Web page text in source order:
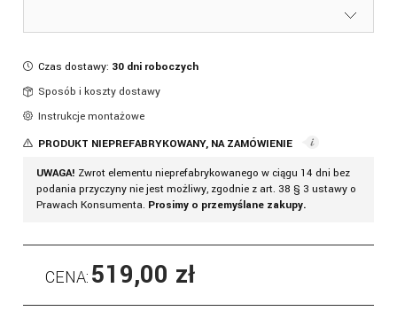
Czas dostawy: 30 dni roboczych
Sposób i koszty dostawy
Instrukcje montażowe
PRODUKT NIEPREFABRYKOWANY, NA ZAMÓWIENIE
UWAGA! Zwrot elementu nieprefabrykowanego w ciągu 14 dni bez
podania przyczyny nie jest możliwy, zgodnie z art. 38 § 3 ustawy o
Prawach Konsumenta. Prosimy o przemyślane zakupy.
CENA:519,00 zł